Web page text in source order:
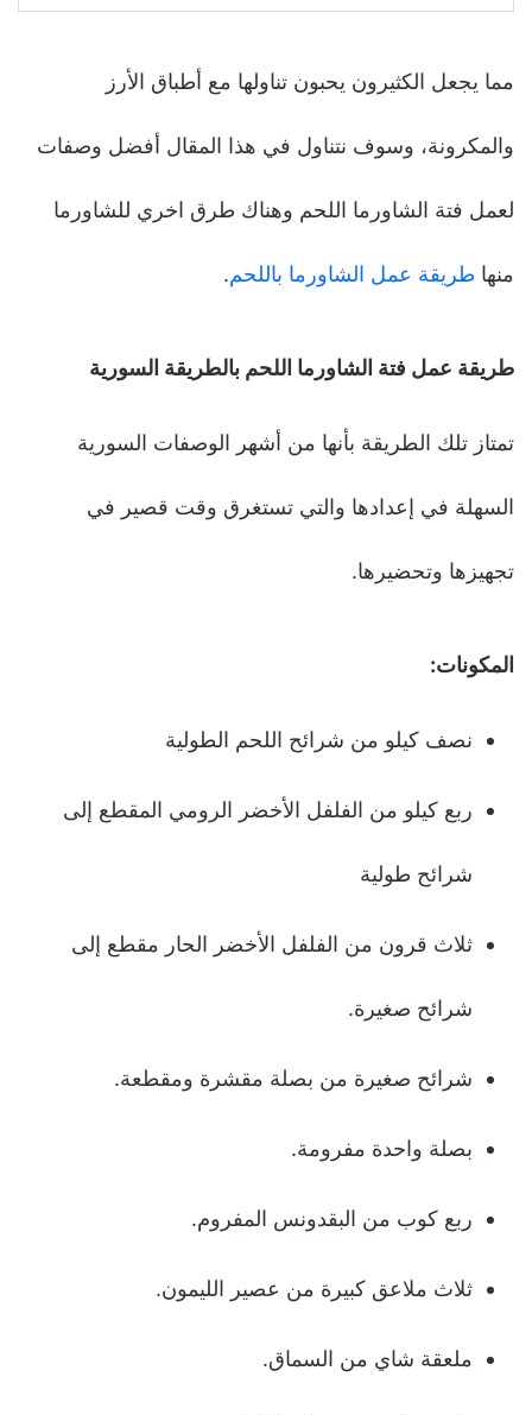
مما يجعل الكثيرون يحبون تناولها مع أطباق الأرز
والمكرونة، وسوف نتناول في هذا المقال أفضل وصفات
لعمل فتة الشاورما اللحم وهناك طرق اخري للشاورما
منها طريقة عمل الشاورما باللحم.
طريقة عمل فتة الشاورما اللحم بالطريقة السورية
تمتاز تلك الطريقة بأنها من أشهر الوصفات السورية
السهلة في إعدادها والتي تستغرق وقت قصير في
تجهيزها وتحضيرها.
المكونات:
نصف كيلو من شرائح اللحم الطولية
ربع كيلو من الفلفل الأخضر الرومي المقطع إلى
شرائح طولية
ثلاث قرون من الفلفل الأخضر الحار مقطع إلى
شرائح صغيرة.
شرائح صغيرة من بصلة مقشرة ومقطعة.
بصلة واحدة مفرومة.
ربع كوب من البقدونس المفروم.
ثلاث ملاعق كبيرة من عصير الليمون.
ملعقة شاي من السماق.